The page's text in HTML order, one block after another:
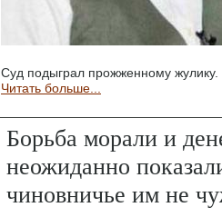
Суд подыграл прожженному жулику.
Читать больше...
Борьба морали и
неожиданно
чиновничье им не